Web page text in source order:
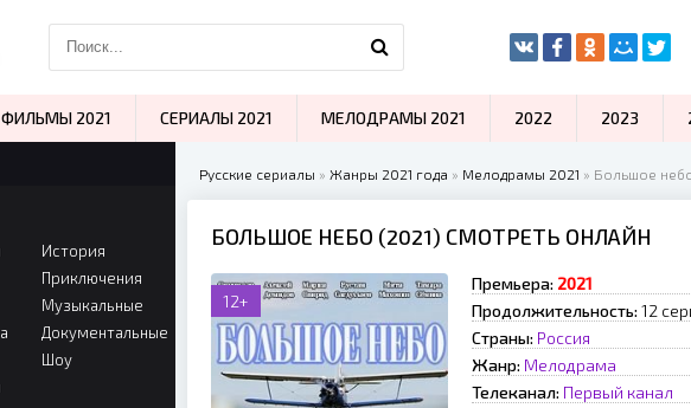
Русские сериалы » Жанры 2021 года » Мелодрамы 2021 » Большое
БОЛЬШОЕ НЕБО (2021) СМОТРЕТЬ ОНЛАЙН
12+
Премьера: 2021
Продолжительность: 12
Страны: Россия
Жанр: Мелодрама
Телеканал: Первый канал
История
Приключения
Музыкальные
Документальные
Шоу
ФИЛЬМЫ 2021 СЕРИАЛЫ 2021 МЕЛОДРАМЫ 2021 2022 2023